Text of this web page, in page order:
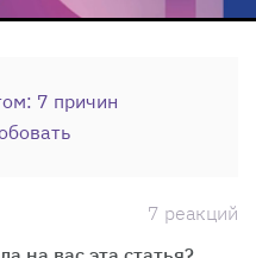
7 причин
7 реакций